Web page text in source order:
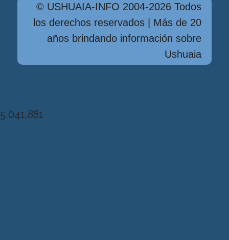
© USHUAIA-INFO 2004-2026 Todos
los derechos reservados | Más de 20
años brindando información sobre
Ushuaia
5,041,881